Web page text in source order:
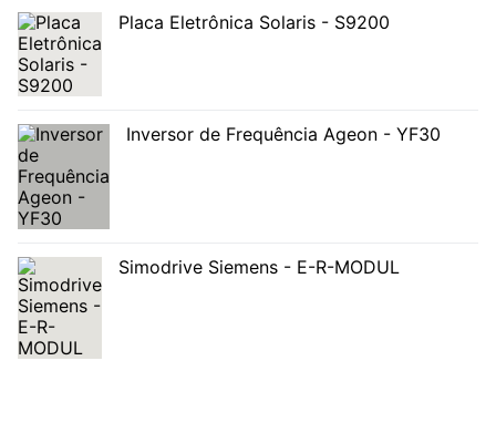
Placa Eletrônica Solaris - S9200
Inversor de Frequência Ageon - YF30
Simodrive Siemens - E-R-MODUL